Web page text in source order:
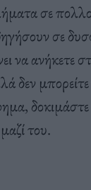
σε
σε
να ανήκετε
δεν
του.